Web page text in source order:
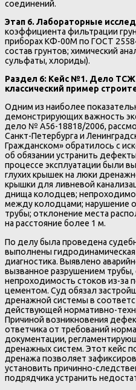
соединений.
Этап 6. Лабораторные
коэффициента фильтрации
приборах КФ-00М по ГОСТ
состав грунтов; химический
сульфаты, хлориды).
Раздел 6: Кейс №1. Дело ТСЖ
классический пример
Одним из наиболее
демонстрирующих важность
дело № А56-18818/2006,
Санкт-Петербурга и
Гражданском» обратилось с
об обязании устранить
процессе эксплуатации были
глухих крышек на люки
крышки для ливневой
днища колодцев;
между колодцами; нарушение
трубы; отклонение места
на расстояние более 1 м.
По делу была проведена
выполнены гидродинамическая
диагностика. Выявлено
вызванное разрушением
непроходимость стоков из-за
цементом. Суд обязал
дренажной системы в
действующей нормативно-
Причиной возникновения
ответчика от требований
документации,
дренажных систем. Этот кейс
дренажа позволяет
установить причинно-
подрядчика устранить